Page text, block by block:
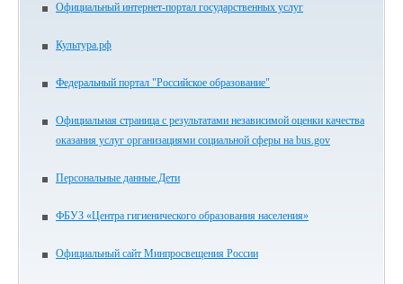
Официальный интернет-портал государственных услуг
Культура.рф
Федеральный портал "Российское образование"
Официальная страница с результатами независимой оценки качества
оказания услуг организациями социальной сферы на bus.gov
Персональные данные.Дети
ФБУЗ «Центра гигиенического образования населения»
Официальный сайт Минпросвещения России